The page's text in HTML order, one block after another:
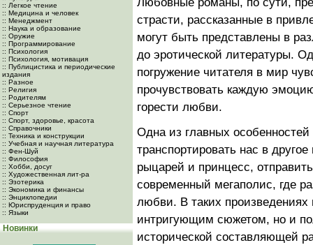
:: Легкое чтение
:: Медицина и человек
:: Менеджмент
:: Наука и образование
:: Оружие
:: Программирование
:: Психология
:: Психология, мотивация
:: Публицистика и периодические
издания
:: Разное
:: Религия
:: Родителям
:: Серьезное чтение
:: Спорт
:: Спорт, здоровье, красота
:: Справочники
:: Техника и конструкции
:: Учебная и научная литература
:: Фен-Шуй
:: Философия
:: Хобби, досуг
:: Художественная лит-ра
:: Эзотерика
:: Экономика и финансы
:: Энциклопедии
:: Юриспруденция и право
:: Языки
Новинки
Любовные романы, по сути,
страсти, рассказанные в
могут быть представлены в
до эротической литературы.
погружение читателя в мир
прочувствовать каждую
горести любви.
Одна из главных
транспортировать нас в
рыцарей и принцесс,
современный мегаполис, где
любви. В таких
интригующим сюжетом, но и
исторической составляющей